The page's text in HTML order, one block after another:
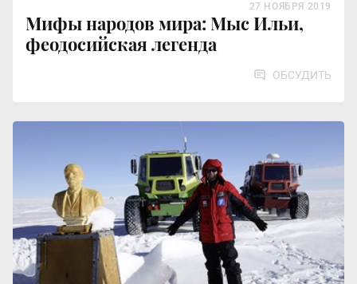
Мифы народов мира: Мыс Ильи,
феодосийская легенда
27 НОЯБРЯ 2019
ОБСУДИТЬ